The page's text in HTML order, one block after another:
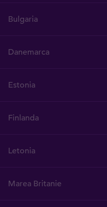
Bulgaria
Danemarca
Estonia
Finlanda
Letonia
Marea Britanie